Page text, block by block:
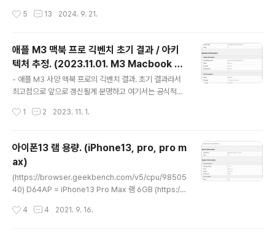
하지만 오차범위이고 테스트 숫자 차이도 커서 유의미한
차이가 명확히 보일 수도 있겠으나 현재까지는 아님. - 싱
글코어, 클럭당점수긱벤치5 A17 대비 싱글코어 점수 +1
2% / 클럭당점수 +4.5%클럭당점수에서 A16 → A17의
향상치보다는 크지만 인상적인 향상이라고 보기는 어려
움. 긱벤치6 A17 대비 싱글코어 점수 +14% / 클럭당점수
듯이 특정 테스트(Object Detection) 향상치가 커서전
5 13 2024. 9. 21.
애플 M3 맥북 프로 긱벤치 초기 결과 / 아키
텍처 추정. (2023.11.01. M3 Macbook Pr
o) (update 23.11.06.)
- 애플 M3 사양 맥북 프로의 긱벤치 결과. 초기 결과라서
최고점으로 앞으로 갱신될게 분명하고 여기서는 공식적으
ttps://browser.geekbench.com/v6/cpu/334368
코어 기준인듯한데 M2와 동일함. 성능코어 클럭은 4.05
GHz - 긱벤치6 컴퓨트 (https://browser.geekbenc
h.com/v6/compute/1206993) GPU는 알려진대로 1
0코어. 클럭은 1000MHz로 나오지만 1398MHz인 M2
도 시스템 정보에서는 1000MHz로 나와서 신뢰할 수 없
M2-A15 GPU 클럭만 비교하..
1 2 2023. 11. 1.
아이폰13 램 용량. (iPhone13, pro, pro m
ax)
(https://browser.geekbench.com/v5/cpu/98505
40) D64AP = iPhone13 Pro Max 램 6GB (https://
AP = iPhone13 램 4GB (https://browser.geekben
4 4 2021. 9. 16.